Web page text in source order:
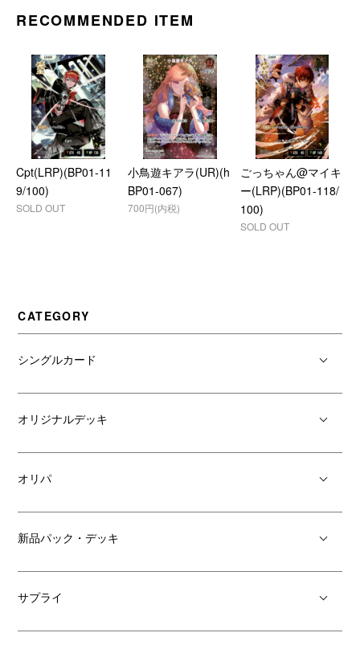
RECOMMENDED ITEM
Cpt(LRP)(BP01-11
9/100)
SOLD OUT
小鳥遊キアラ(UR)(h
BP01-067)
700円(内税)
ごっちゃん@マイキ
ー(LRP)(BP01-118/
100)
SOLD OUT
CATEGORY
シングルカード
オリジナルデッキ
オリパ
新品パック・デッキ
サプライ